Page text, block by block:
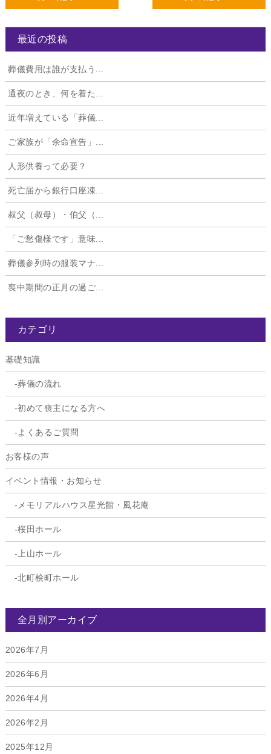
最近の投稿
葬儀費用は誰が支払う...
通夜のとき、何を着た...
近年増えている「葬儀...
ご家族が「余命宣告」...
人形供養って必要？
死亡届から銀行口座凍...
叔父（叔母）・伯父（...
「ご愁傷様です」意味...
葬儀参列時の服装マナ...
喪中期間の正月の過ご...
カテゴリ
基礎知識
葬儀の流れ
初めて喪主になる方へ
よくあるご質問
お客様の声
イベント情報・お知らせ
メモリアルハウス星光館・風花庵
桜田ホール
上山ホール
北町桧町ホール
全月別アーカイブ
2026年7月
2026年6月
2026年4月
2026年2月
2025年12月